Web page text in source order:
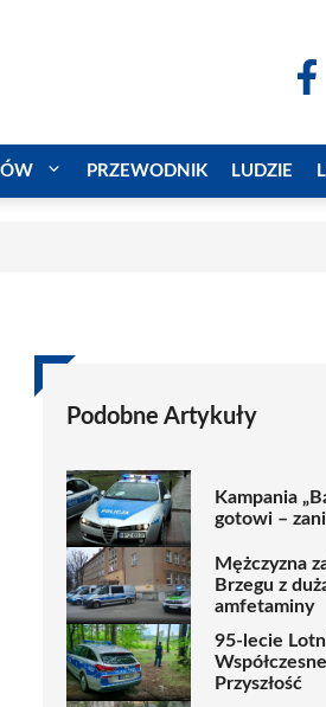
PRZEWODNIK LUDZIE
Podobne Artykuły
Kampania
gotowi –
Mężczyzna
Brzegu z
amfetaminy
95-lecie
Przyszłość